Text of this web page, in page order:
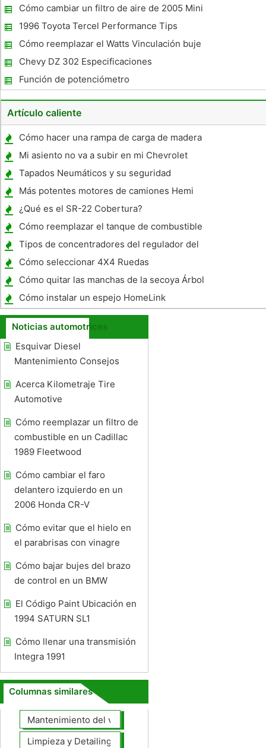
BMW 330Ci
Cómo cambiar un filtro de aire de 2005 Mini
Cooper
1996 Toyota Tercel Performance Tips
Cómo reemplazar el Watts Vinculación buje
en un PT Cruiser
Chevy DZ 302 Especificaciones
Función de potenciómetro
Artículo caliente
Cómo hacer una rampa de carga de madera
Mi asiento no va a subir en mi Chevrolet
Malibu
Tapados Neumáticos y su seguridad
Más potentes motores de camiones Hemi
¿Qué es el SR-22 Cobertura?
Cómo reemplazar el tanque de combustible
en un Ford Mustang
Tipos de concentradores del regulador del
motor
Cómo seleccionar 4X4 Ruedas
Cómo quitar las manchas de la secoya Árbol
De Auto Paint
Cómo instalar un espejo HomeLink
Noticias automotrices
Esquivar Diesel
Mantenimiento Consejos
Acerca Kilometraje Tire
Automotive
Cómo reemplazar un filtro de
combustible en un Cadillac
1989 Fleetwood
Cómo cambiar el faro
delantero izquierdo en un
2006 Honda CR-V
Cómo evitar que el hielo en
el parabrisas con vinagre
Cómo bajar bujes del brazo
de control en un BMW
El Código Paint Ubicación en
1994 SATURN SL1
Cómo llenar una transmisión
Integra 1991
Columnas similares
Mantenimiento del vehículo
Limpieza y Detailing